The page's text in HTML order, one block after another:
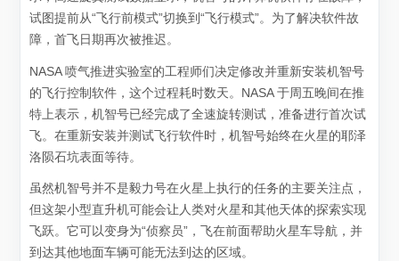
试图提前从“飞行前模式”切换到“飞行模式”。为了解决软件故
障，首飞日期再次被推迟。
NASA 喷气推进实验室的工程师们决定修改并重新安装机智号
的飞行控制软件，这个过程耗时数天。NASA 于周五晚间在推
特上表示，机智号已经完成了全速旋转测试，准备进行首次试
飞。在重新安装并测试飞行软件时，机智号始终在火星的耶泽
洛陨石坑表面等待。
虽然机智号并不是毅力号在火星上执行的任务的主要关注点，
但这架小型直升机可能会让人类对火星和其他天体的探索实现
飞跃。它可以变身为“侦察员”，飞在前面帮助火星车导航，并
到达其他地面车辆可能无法到达的区域。